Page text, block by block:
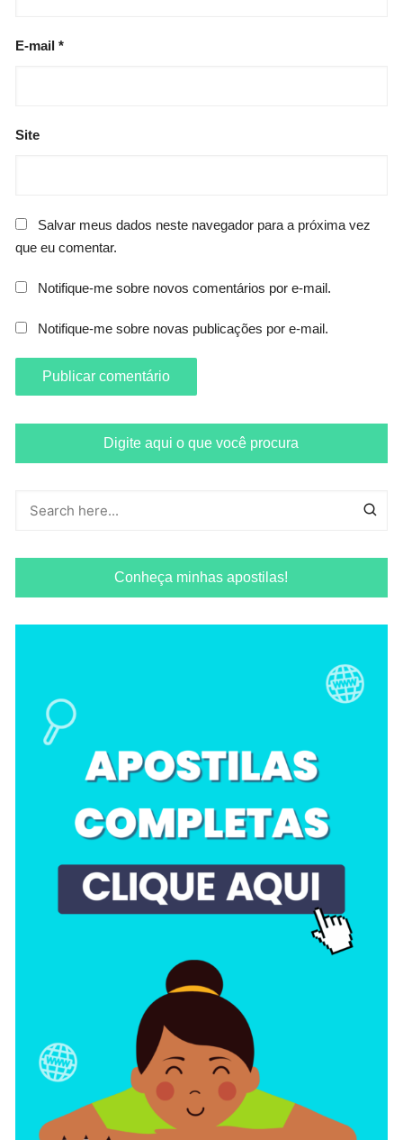
E-mail*
Site
Salvar meus dados neste navegador para a próxima vez
que eu comentar.
Notifique-me sobre novos comentários por e-mail.
Notifique-me sobre novas publicações por e-mail.
Digite aqui o que você procura
Conheça minhas apostilas!